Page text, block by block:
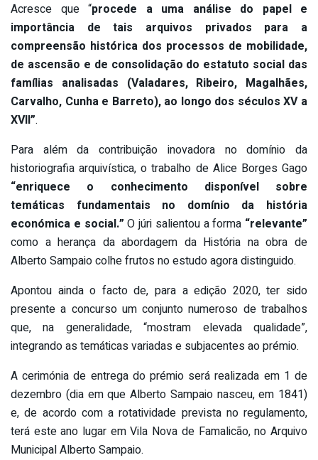
Acresce que “procede a uma análise do papel e
importância de tais arquivos privados para a
compreensão histórica dos processos de mobilidade,
de ascensão e de consolidação do estatuto social das
famílias analisadas (Valadares, Ribeiro, Magalhães,
Carvalho, Cunha e Barreto), ao longo dos séculos XV a
XVII”.
Para além da contribuição inovadora no domínio da
historiografia arquivística, o trabalho de Alice Borges Gago
“enriquece o conhecimento disponível sobre
temáticas fundamentais no domínio da história
económica e social.”O júri salientou a forma “relevante”
como a herança da abordagem da História na obra de
Alberto Sampaio colhe frutos no estudo agora distinguido.
Apontou ainda o facto de, para a edição 2020, ter sido
presente a concurso um conjunto numeroso de trabalhos
que, na generalidade, “mostram elevada qualidade”,
integrando as temáticas variadas e subjacentes ao prémio.
A cerimónia de entrega do prémio será realizada em 1 de
dezembro (dia em que Alberto Sampaio nasceu, em 1841)
e, de acordo com a rotatividade prevista no regulamento,
terá este ano lugar em Vila Nova de Famalicão, no Arquivo
Municipal Alberto Sampaio.